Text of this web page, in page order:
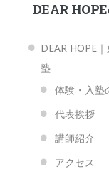
DEAR
DEAR HOPE
塾
体験・入塾
代表挨拶
講師紹介
アクセス